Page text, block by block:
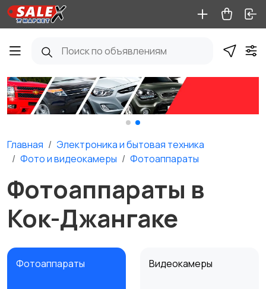
Главная
Электроника и бытовая техника
Фото и видеокамеры
Фотоаппараты
Фотоаппараты в
Кок-Джангаке
Фотоаппараты Видеокамеры